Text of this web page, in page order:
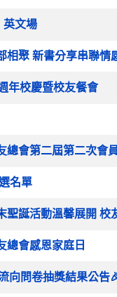
英文場
相聚 新書分享串聯情
年校慶暨校友餐會
總會第二屆第二次會
名單
聖誕活動溫馨展開
總會感恩家庭日
向問卷抽獎結果公告